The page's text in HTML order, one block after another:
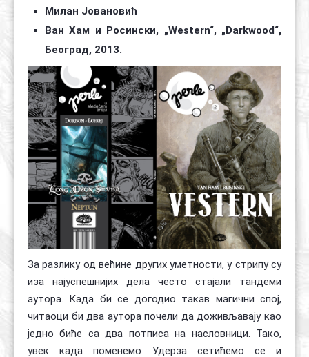
Милан Јовановић
Ван Хам и Росински, „Western“, „Darkwood“,
Београд, 2013.
За разлику од већине других уметности, у стрипу су
иза најуспешнијих дела често стајали тандеми
аутора. Када би се догодио такав магични спој,
читаоци би два аутора почели да доживљавају као
једно биће са два потписа на насловници. Тако,
увек када поменемо Удерза сетићемо се и